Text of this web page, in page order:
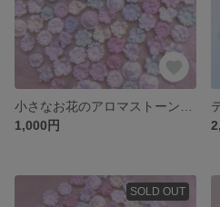
1,000円
SOLD OUT